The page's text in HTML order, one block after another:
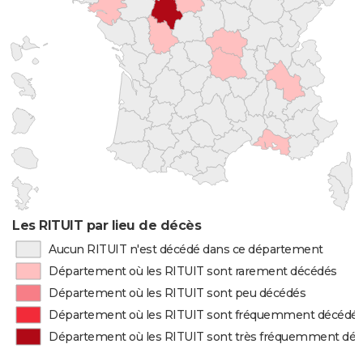
Les RITUIT par lieu de décès
Aucun RITUIT n'est décédé dans ce département
Département où les RITUIT sont rarement décédés
Département où les RITUIT sont peu décédés
Département où les RITUIT sont fréquemment
Département où les RITUIT sont très fréquemment